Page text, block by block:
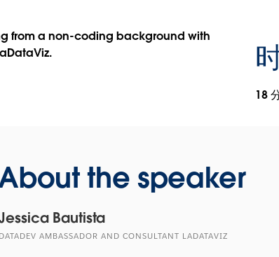
from a non-coding background with
18
the speaker
Bautista
DATADEV AMBASSADOR AND CONSULTANT LADATAVIZ